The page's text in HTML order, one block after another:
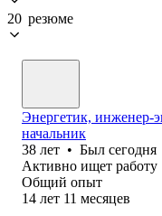
20 резюме
Энергетик, инженер-
начальник
38 лет • Был сегодня
Активно ищет работу
Общий опыт
14 лет 11 месяцев